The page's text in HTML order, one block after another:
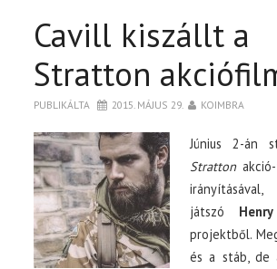
Cavill kiszállt a
Stratton
PUBLIKÁLTA 2015. MÁJUS 29. KOIMBRA
Június 2-án
Stratton
játszó
projektből.
és a stáb, de